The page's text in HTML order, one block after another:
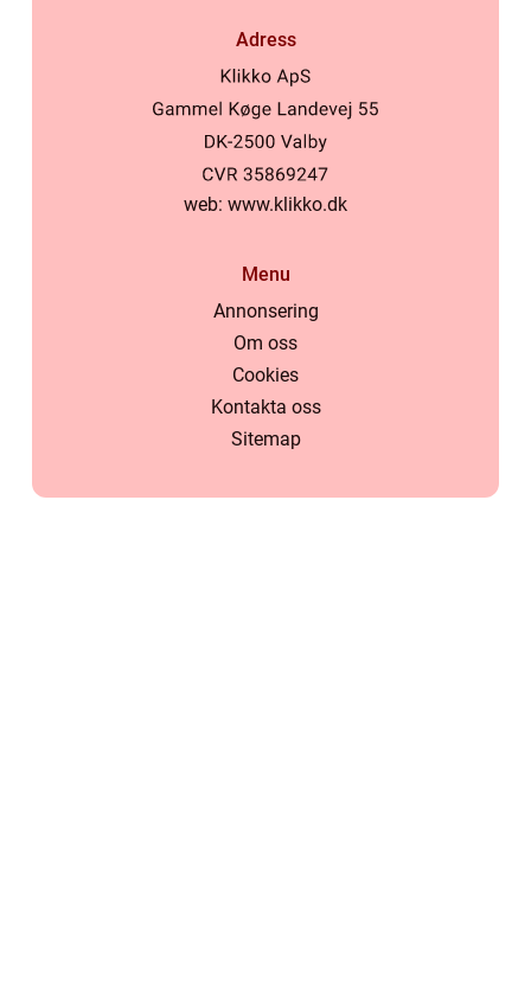
Adress
web: www.klikko.dk
Menu
Annonsering
Om oss
Cookies
Kontakta oss
Sitemap